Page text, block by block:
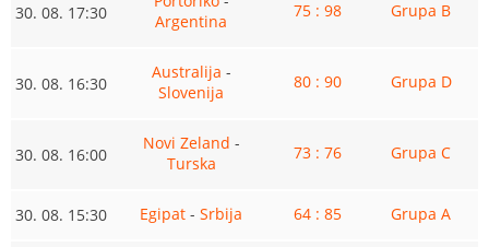
30. 08. 17:30
Argentina
75 : 98 Grupa B
30. 08. 16:30
Australija -
Slovenija
80 : 90 Grupa D
30. 08. 16:00
Novi Zeland -
Turska
73 : 76 Grupa C
30. 08. 15:30 Egipat - Srbija 64 : 85 Grupa A